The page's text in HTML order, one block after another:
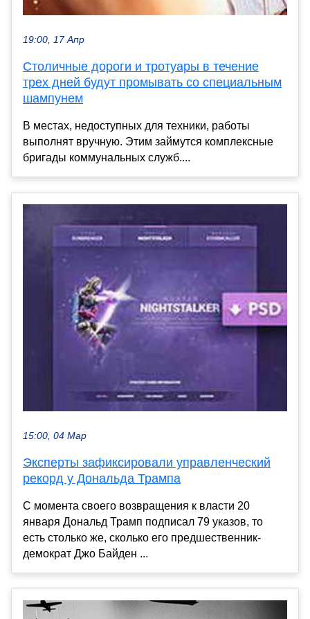
19:00, 17 Апр
Столичные дороги и тротуары в течение
трех дней будут промывать со специальным
шампунем
В местах, недоступных для техники, работы
выполнят вручную. Этим займутся комплексные
бригады коммунальных служб....
15:00, 04 Мар
Эксперты зафиксировали управленческий
рекорд у Дональда Трампа
С момента своего возвращения к власти 20
января Дональд Трамп подписал 79 указов, то
есть столько же, сколько его предшественник-
демократ Джо Байден ...